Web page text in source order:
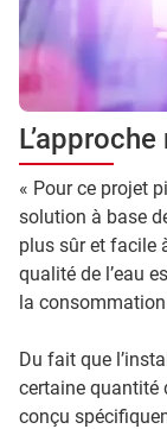
« Pour ce projet
solution à base
plus sûr et facile
qualité de l’eau
la consommation
Du fait que
certaine quantité
conçu